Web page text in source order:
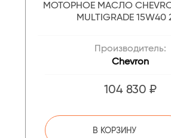
МОТОРНОЕ МАСЛО
MULTIGRADE 15W40
Производитель:
Chevron
104 830 ₽
В КОРЗИНУ